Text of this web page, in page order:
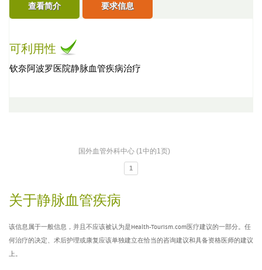
查看简介 要求信息
可利用性
钦奈阿波罗医院静脉血管疾病治疗
国外血管外科中心 (1中的1页)
1
关于静脉血管疾病
该信息属于一般信息，并且不应该被认为是Health-Tourism.com医疗建议的一部分。任
何治疗的决定、术后护理或康复应该单独建立在恰当的咨询建议和具备资格医师的建议
上。